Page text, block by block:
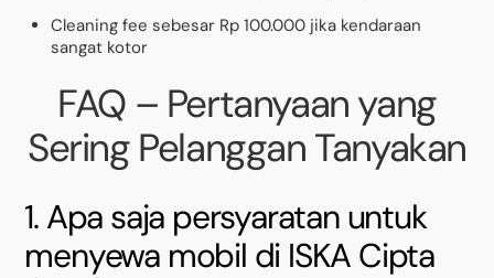
Cleaning fee sebesar Rp 100.000 jika kendaraan
sangat kotor
FAQ – Pertanyaan yang
Sering Pelanggan Tanyakan
1. Apa saja persyaratan untuk
menyewa mobil di ISKA Cipta